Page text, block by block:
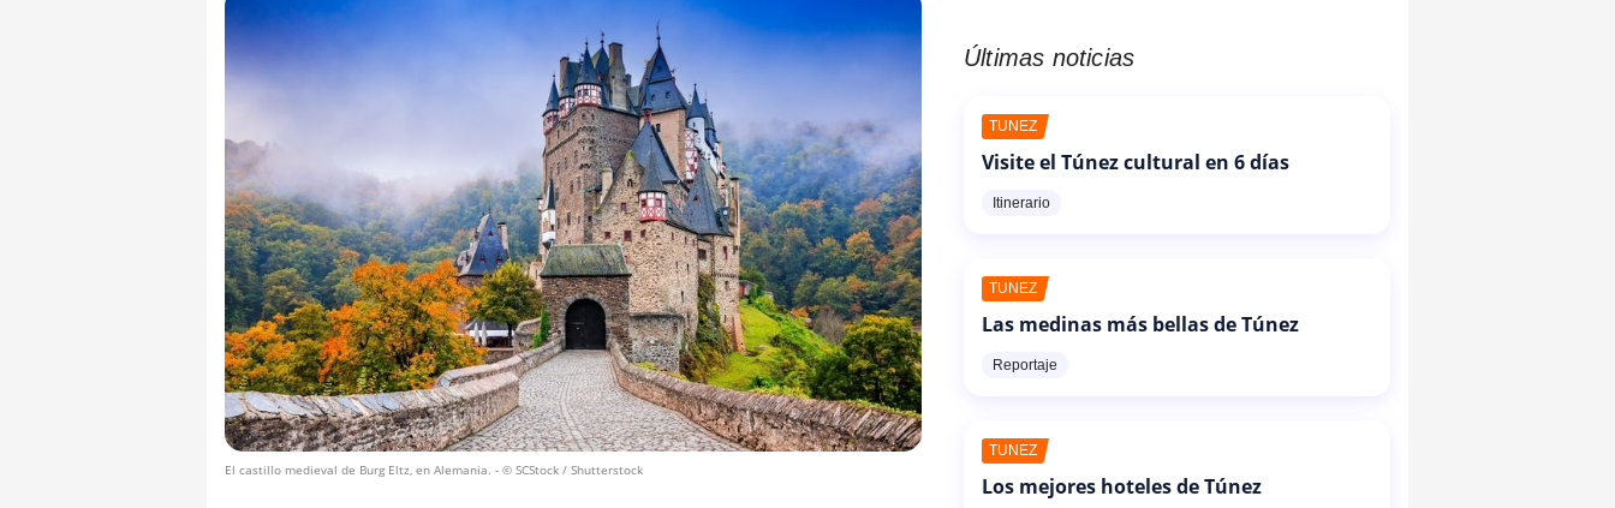
El castillo medieval de Burg Eltz, en Alemania. - © SCStock / Shutterstock
Últimas noticias
TÚNEZ
Visite el Túnez cultural en 6 días
Itinerario
TÚNEZ
Las medinas más bellas de Túnez
Reportaje
TÚNEZ
Los mejores hoteles de Túnez